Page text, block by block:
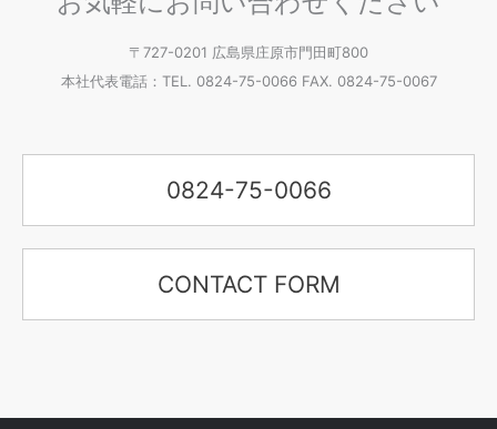
〒727-0201 広島県庄原市門田町800
本社代表電話：TEL. 0824-75-0066 FAX. 0824-75-0067
0824-75-0066
CONTACT FORM